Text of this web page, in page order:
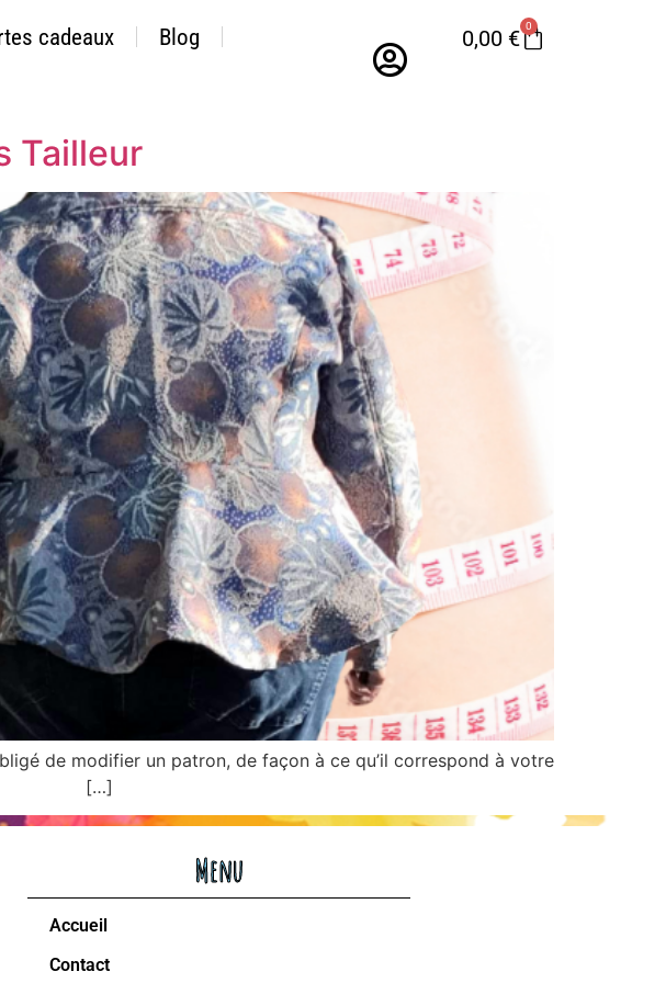
cadeaux
Blog
0,00 € 0
Tailleur
de modifier un patron, de façon à ce qu’il correspond à votre
[…]
Menu
Accueil
Contact